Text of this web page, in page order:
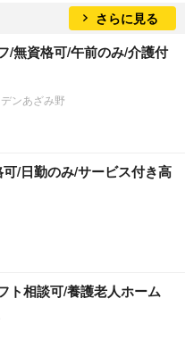
さらに見る
/無資格可/午前のみ/介護付
ンあざみ野
/日勤のみ/サービス付き高
ト相談可/養護老人ホーム